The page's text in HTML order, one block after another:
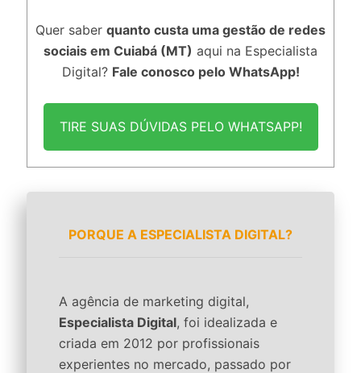
Quer saber quanto custa uma gestão de redes
sociais em Cuiabá (MT) aqui na Especialista
Digital? Fale conosco pelo WhatsApp!
TIRE SUAS DÚVIDAS PELO WHATSAPP!
PORQUE A ESPECIALISTA DIGITAL?
A agência de marketing digital,
Especialista Digital, foi idealizada e
criada em 2012 por profissionais
experientes no mercado, passado por